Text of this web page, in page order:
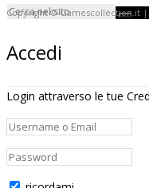
Copyright © Gamescollection.it |
Accedi
Login attraverso le tue